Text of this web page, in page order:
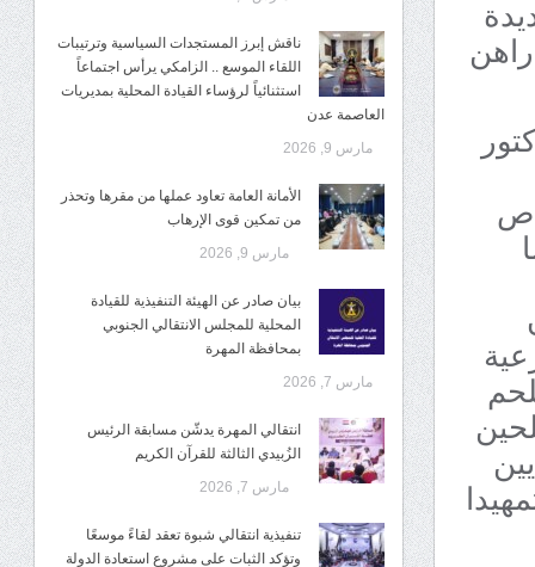
هذا تمهيدا
ناقش إبرز المستجدات السياسية وترتيبات
اللقاء الموسع .. الزامكي يرأس اجتماعاً
استثنائياً لرؤساء القيادة المحلية بمديريات
العاصمة عدن
مارس 9, 2026
الأمانة العامة تعاود عملها من مقرها وتحذر
من تمكين قوى الإرهاب
مارس 9, 2026
بيان صادر عن الهيئة التنفيذية للقيادة
المحلية للمجلس الانتقالي الجنوبي
بمحافظة المهرة
مارس 7, 2026
انتقالي المهرة يدشّن مسابقة الرئيس
الزُبيدي الثالثة للقرآن الكريم
مارس 7, 2026
تنفيذية انتقالي شبوة تعقد لقاءً موسعًا
وتؤكد الثبات على مشروع استعادة الدولة